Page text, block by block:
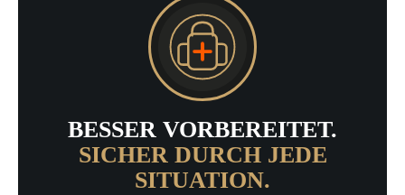
BESSER VORBEREITET.
SICHER DURCH JEDE
SITUATION.